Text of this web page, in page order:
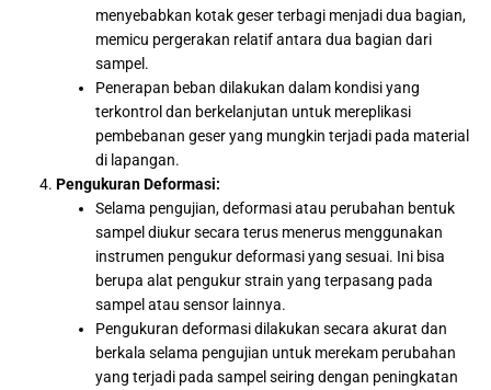
menyebabkan kotak geser terbagi menjadi dua bagian,
memicu pergerakan relatif antara dua bagian dari
sampel.
Penerapan beban dilakukan dalam kondisi yang
terkontrol dan berkelanjutan untuk mereplikasi
pembebanan geser yang mungkin terjadi pada material
di lapangan.
Pengukuran Deformasi:
Selama pengujian, deformasi atau perubahan bentuk
sampel diukur secara terus menerus menggunakan
instrumen pengukur deformasi yang sesuai. Ini bisa
berupa alat pengukur strain yang terpasang pada
sampel atau sensor lainnya.
Pengukuran deformasi dilakukan secara akurat dan
berkala selama pengujian untuk merekam perubahan
yang terjadi pada sampel seiring dengan peningkatan